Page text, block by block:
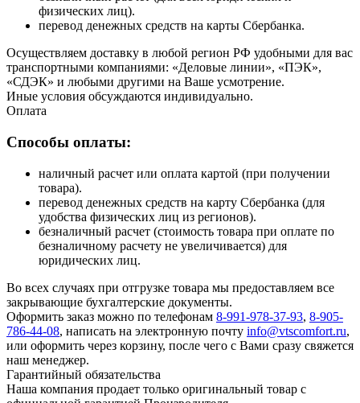
физических лиц).
перевод денежных средств на карты Сбербанка.
Осуществляем доставку в любой регион РФ удобными для вас
транспортными компаниями: «Деловые линии», «ПЭК»,
«СДЭК» и любыми другими на Ваше усмотрение.
Иные условия обсуждаются индивидуально.
Оплата
Способы оплаты:
наличный расчет или оплата картой (при получении
товара).
перевод денежных средств на карту Сбербанка (для
удобства физических лиц из регионов).
безналичный расчет (стоимость товара при оплате по
безналичному расчету не увеличивается) для
юридических лиц.
Во всех случаях при отгрузке товара мы предоставляем все
закрывающие бухгалтерские документы.
Оформить заказ можно по телефонам 8-991-978-37-93, 8-905-
786-44-08, написать на электронную почту info@vtscomfort.ru,
или оформить через корзину, после чего с Вами сразу свяжется
наш менеджер.
Гарантийный обязательства
Наша компания продает только оригинальный товар с